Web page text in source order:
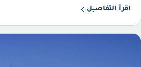
اقرأ التفاصيل